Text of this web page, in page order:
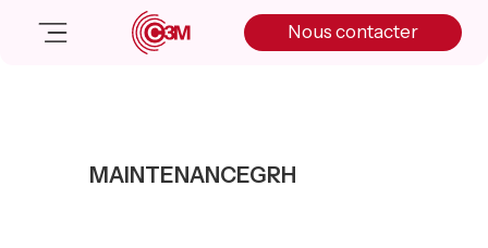
Nous contacter
Salle de presse
MAINTENANCEGRH